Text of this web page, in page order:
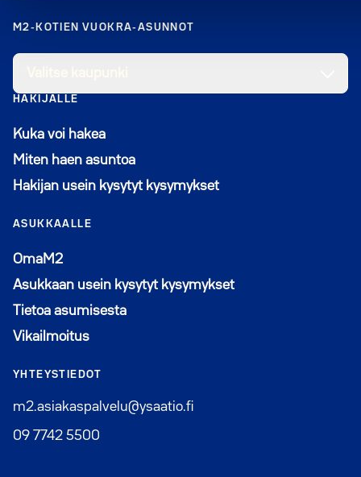
M2-KOTIEN VUOKRA-ASUNNOT
HAKIJALLE
Kuka voi hakea
Miten haen asuntoa
Hakijan usein kysytyt kysymykset
ASUKKAALLE
OmaM2Avautuu uuteen ikkunaan
Asukkaan usein kysytyt kysymykset
Tietoa asumisesta
Vikailmoitus
YHTEYSTIEDOT
m2.asiakaspalvelu@ysaatio.fi
09 7742 5500